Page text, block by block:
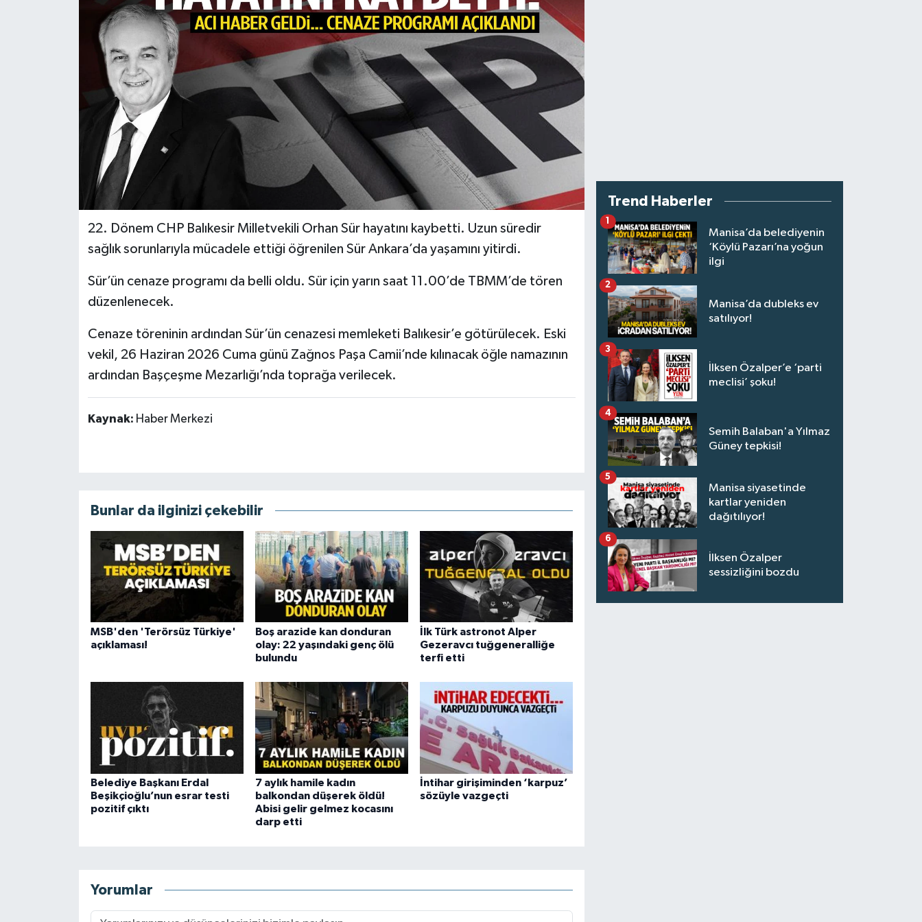
22. Dönem CHP Balıkesir Milletvekili Orhan Sür hayatını kaybetti. Uzun süredir
sağlık sorunlarıyla mücadele ettiği öğrenilen Sür Ankara’da yaşamını yitirdi.
Sür’ün cenaze programı da belli oldu. Sür için yarın saat 11.00’de TBMM’de tören
düzenlenecek.
Cenaze töreninin ardından Sür’ün cenazesi memleketi Balıkesir’e götürülecek. Eski
vekil, 26 Haziran 2026 Cuma günü Zağnos Paşa Camii’nde kılınacak öğle namazının
ardından Başçeşme Mezarlığı’nda toprağa verilecek.
Kaynak: Haber Merkezi
Bunlar da ilginizi çekebilir
MSB'den 'Terörsüz Türkiye'
açıklaması!
Boş arazide kan donduran
olay: 22 yaşındaki genç ölü
bulundu
İlk Türk astronot Alper
Gezeravcı tuğgeneralliğe
terfi etti
Belediye Başkanı Erdal
Beşikçioğlu’nun esrar testi
pozitif çıktı
7 aylık hamile kadın
balkondan düşerek öldü!
Abisi gelir gelmez kocasını
darp etti
İntihar girişiminden ‘karpuz’
sözüyle vazgeçti
Yorumlar
Trend Haberler
Manisa’da belediyenin
‘Köylü Pazarı’na yoğun
ilgi
1
Manisa’da dubleks ev
satılıyor!
2
İlksen Özalper’e ‘parti
meclisi’ şoku!
3
Semih Balaban'a Yılmaz
Güney tepkisi!
4
Manisa siyasetinde
kartlar yeniden
dağıtılıyor!
5
İlksen Özalper
sessizliğini bozdu
6